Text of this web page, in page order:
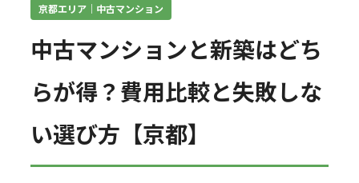
京都エリア｜中古マンション
中古マンションと新築はどち
らが得？費用比較と失敗しな
い選び方【京都】